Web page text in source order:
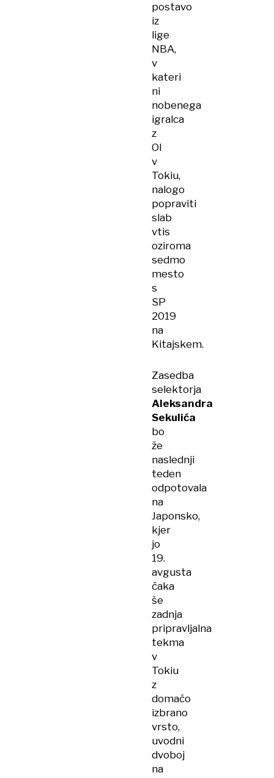
postavo
iz
lige
NBA,
v
kateri
ni
nobenega
igralca
z
OI
v
Tokiu,
nalogo
popraviti
slab
vtis
oziroma
sedmo
mesto
s
SP
2019
na
Kitajskem.
Zasedba
selektorja
Aleksandra
Sekulića
bo
že
naslednji
teden
odpotovala
na
Japonsko,
kjer
jo
19.
avgusta
čaka
še
zadnja
pripravljalna
tekma
v
Tokiu
z
domačo
izbrano
vrsto,
uvodni
dvoboj
na